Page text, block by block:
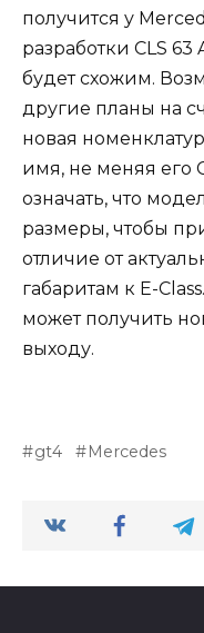
получится у
разработки CLS
будет схожим.
другие планы на
новая
имя, не меняя его
означать, что
размеры, чтобы
отличие от
габаритам к E-
может получить
выходу.
gt4 Mercedes